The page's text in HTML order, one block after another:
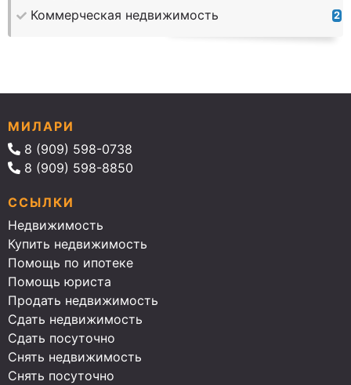
Коммерческая недвижимость 2
МИЛАРИ
8 (909) 598-0738
8 (909) 598-8850
ССЫЛКИ
Недвижимость
Купить недвижимость
Помощь по ипотеке
Помощь юриста
Продать недвижимость
Сдать недвижимость
Сдать посуточно
Снять недвижимость
Снять посуточно